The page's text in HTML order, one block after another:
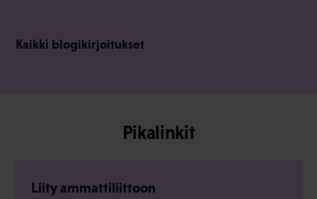
Kaikki blogikirjoitukset
Pikalinkit
Liity ammattiliittoon